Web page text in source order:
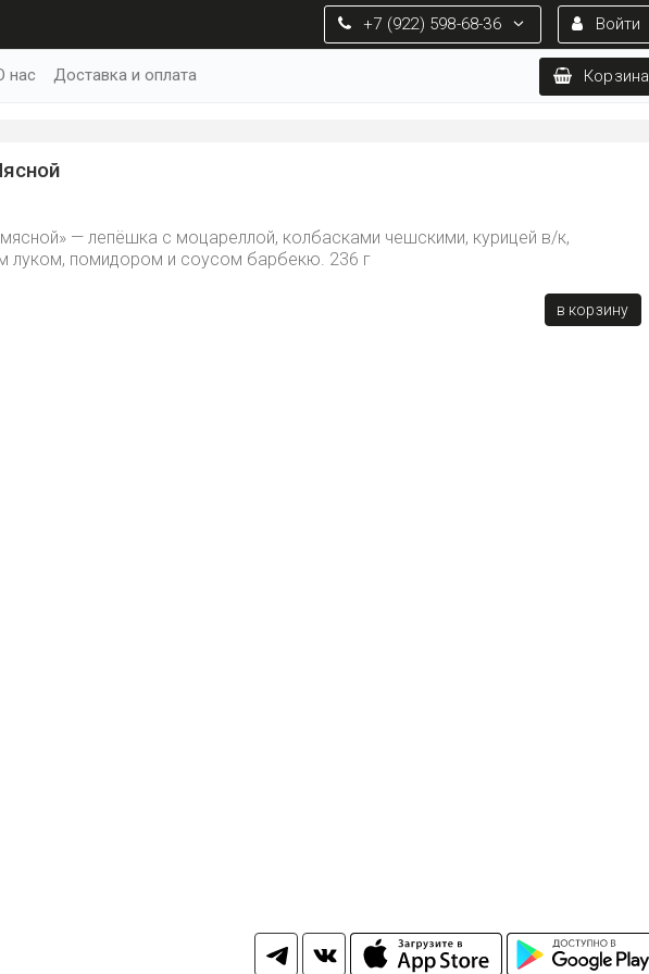
Войти
+7 (922) 598-68-36
Корзина
нас Доставка и оплата
— лепёшка с моцареллой, колбасками чешскими, курицей в/к,
луком, помидором и соусом барбекю. 236 г
в корзину